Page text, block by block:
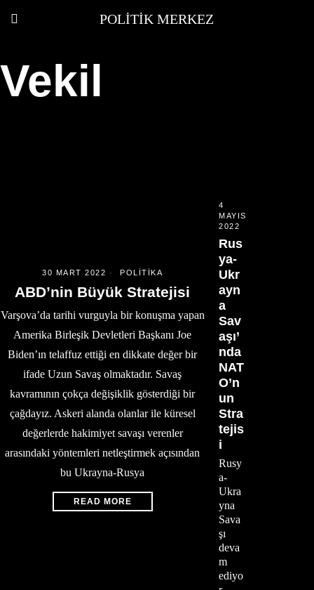
POLITIK MERKEZ
Vekil
30 MART 2022 POLITIKA
ABD’nin Büyük Stratejisi
Varşova’da tarihi vurguyla bir konuşma yapan
Amerika Birleşik Devletleri Başkanı Joe
Biden’ın telaffuz ettiği en dikkate değer bir
ifade Uzun Savaş olmaktadır. Savaş
kavramının çokça değişiklik gösterdiği bir
çağdayız. Askeri alanda olanlar ile küresel
değerlerde hakimiyet savaşı verenler
arasındaki yöntemleri netleştirmek açısından
bu Ukrayna-Rusya
READ MORE
4
MAYIS
2022
Rus
ya-
Ukr
ayn
a
Sav
aşı’
nda
NAT
O’n
un
Stra
tejis
i
Rusy
a-
Ukra
yna
Sava
şı
deva
m
ediyo